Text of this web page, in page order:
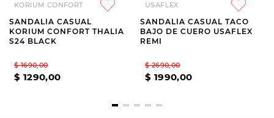
KORIUM CONFORT
SANDALIA CASUAL
KORIUM CONFORT THALIA
S24 BLACK
$ 1690,00
$ 1290,00
USAFLEX
SANDALIA CASUAL TACO
BAJO DE CUERO USAFLEX
REMI
$ 2690,00
$ 1990,00